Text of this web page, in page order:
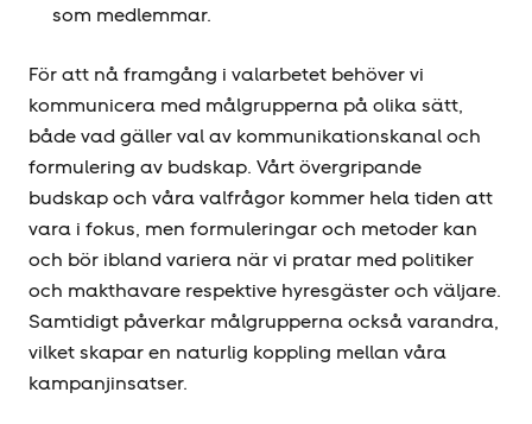
som medlemmar.
För att nå framgång i valarbetet behöver vi
kommunicera med målgrupperna på olika sätt,
både vad gäller val av kommunikationskanal och
formulering av budskap. Vårt övergripande
budskap och våra valfrågor kommer hela tiden att
vara i fokus, men formuleringar och metoder kan
och bör ibland variera när vi pratar med politiker
och makthavare respektive hyresgäster och väljare.
Samtidigt påverkar målgrupperna också varandra,
vilket skapar en naturlig koppling mellan våra
kampanjinsatser.